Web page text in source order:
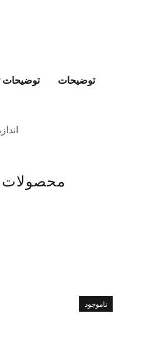
توضیحات توضیحات
اندازه این
محصولات
ناموجود